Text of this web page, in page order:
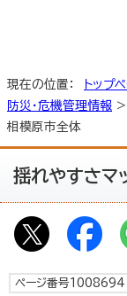
現在の位置： トップ
防災・危機管理情報 >
相模原市全体
揺れやすさ
ページ番号1008694